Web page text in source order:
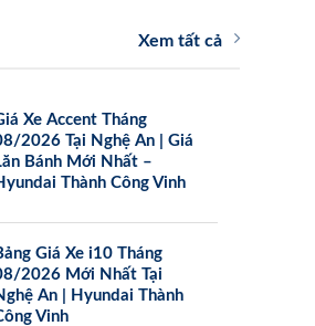
Xem tất cả
Xe Accent Tháng
2026 Tại Nghệ An | Giá
Bánh Mới Nhất –
Thành Công Vinh
Giá Xe i10 Tháng
2026 Mới Nhất Tại
An | Hyundai Thành
Vinh